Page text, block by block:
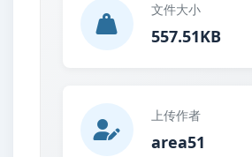
文件大小
557.51KB
上传作者
area51